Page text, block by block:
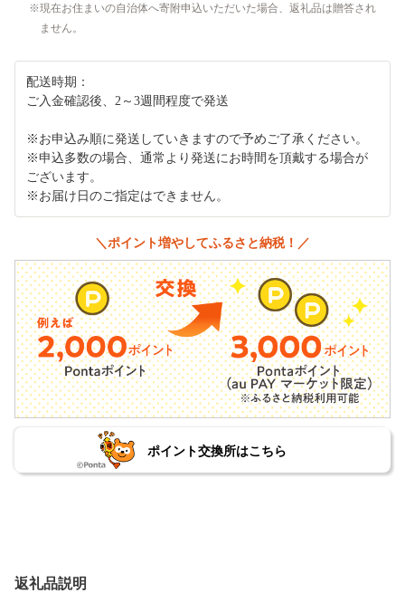
現在お住まいの自治体へ寄附申込いただいた場合、返礼品は贈答され
ません。
配送時期：
ご入金確認後、2～3週間程度で発送
※お申込み順に発送していきますので予めご了承ください。
※申込多数の場合、通常より発送にお時間を頂戴する場合が
ございます。
※お届け日のご指定はできません。
＼ポイント増やしてふるさと納税！／
ポイント交換所はこちら
返礼品説明